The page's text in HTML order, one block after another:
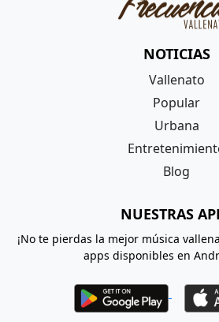
NOTICIAS
Vallenato
Popular
Urbana
Blog
NUESTRAS
¡No te pierdas la mejor música
apps disponibles en